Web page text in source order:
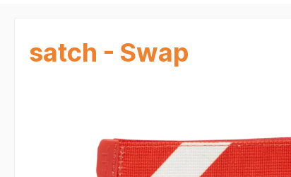
satch - Swap